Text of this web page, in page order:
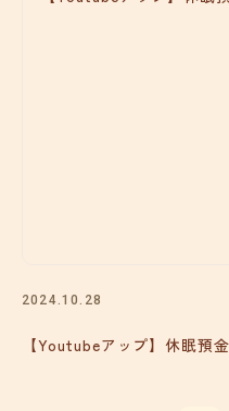
2024.10.28
【Youtubeアップ】休眠預